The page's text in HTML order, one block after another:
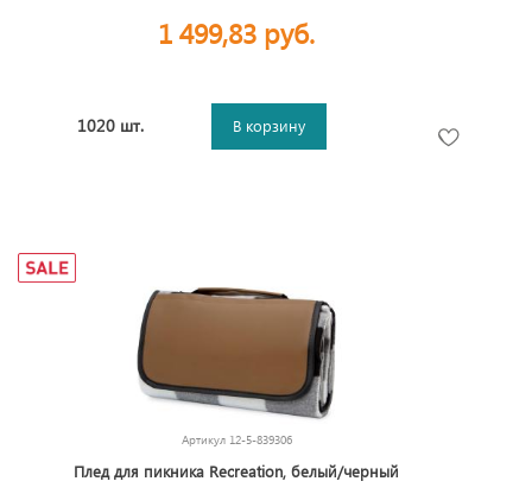
1 499,83 руб.
1020 шт. В корзину
Артикул 12-5-839306
Плед для пикника Recreation, белый/черный